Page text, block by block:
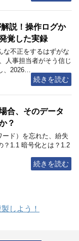
解説！操作ログか
覚した実録
な不正をするはずがな
人事担当者がそう信じ
、2026…
続きを読む
合、そのデータ
？
ド）を忘れた、紛失
？1.1 暗号化とは？1.2
続きを読む
しよう！